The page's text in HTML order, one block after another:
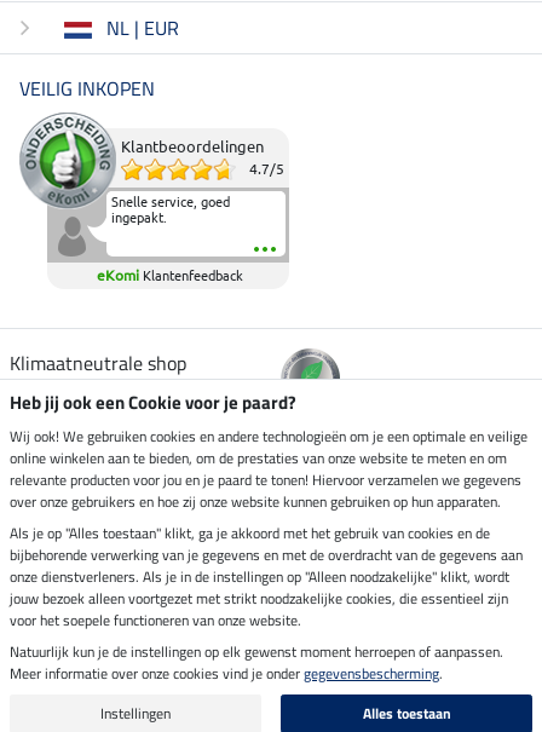
NL | EUR
VEILIG INKOPEN
Klantbeoordelingen
4.7/5
Snelle service, goed
ingepakt.
eKomi Klantenfeedback
Klimaatneutrale shop
Verzending per
Veilig betalen met
Impressum
Laatste update op 07.08.2026 om 14:39 uur
Alle prijzen in euro's, incl. BTW, excl. verzendkosten.
Heb jij ook een Cookie voor je paard?
Wij ook! We gebruiken cookies en andere technologieën om je een optimale en veilige
online winkelen aan te bieden, om de prestaties van onze website te meten en om
relevante producten voor jou en je paard te tonen! Hiervoor verzamelen we gegevens
over onze gebruikers en hoe zij onze website kunnen gebruiken op hun apparaten.
Als je op "Alles toestaan" klikt, ga je akkoord met het gebruik van cookies en de
bijbehorende verwerking van je gegevens en met de overdracht van de gegevens aan
onze dienstverleners. Als je in de instellingen op "Alleen noodzakelijke" klikt, wordt
jouw bezoek alleen voortgezet met strikt noodzakelijke cookies, die essentieel zijn
voor het soepele functioneren van onze website.
Natuurlijk kun je de instellingen op elk gewenst moment herroepen of aanpassen.
Meer informatie over onze cookies vind je ondergegevensbescherming.
Instellingen
Alles toestaan